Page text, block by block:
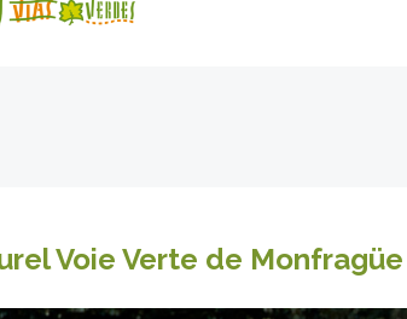
Voie Verte de Monfragüe